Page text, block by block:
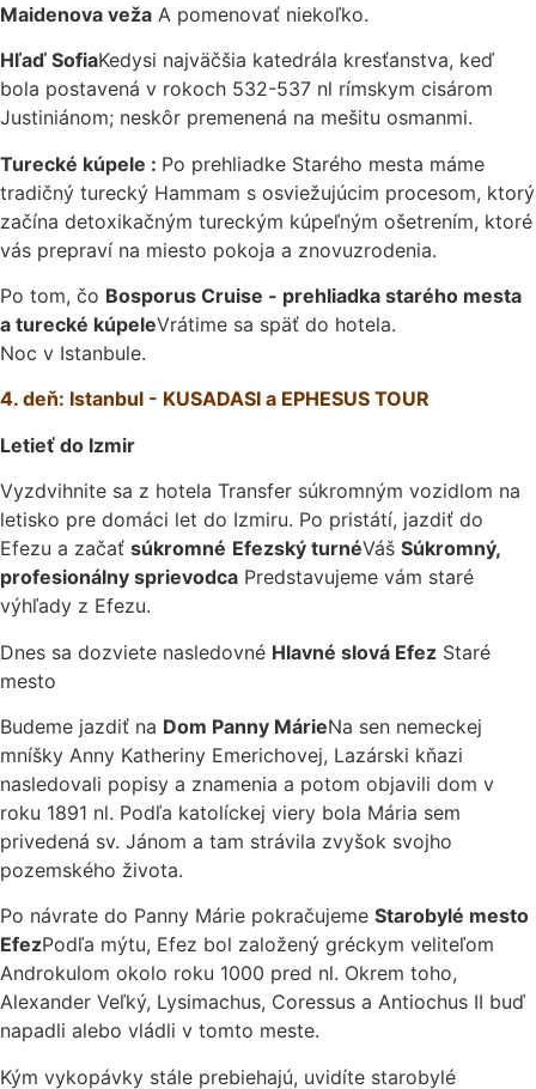
Maidenova veža A pomenovať niekoľko.
Hľaď SofiaKedysi najväčšia katedrála kresťanstva, keď
bola postavená v rokoch 532-537 nl rímskym cisárom
Justiniánom; neskôr premenená na mešitu osmanmi.
Turecké kúpele : Po prehliadke Starého mesta máme
tradičný turecký Hammam s osviežujúcim procesom, ktorý
začína detoxikačným tureckým kúpeľným ošetrením, ktoré
vás prepraví na miesto pokoja a znovuzrodenia.
Po tom, čo Bosporus Cruise - prehliadka starého mesta
a turecké kúpeleVrátime sa späť do hotela.
Noc v Istanbule.
4. deň: Istanbul - KUSADASI a EPHESUS TOUR
Letieť do Izmir
Vyzdvihnite sa z hotela Transfer súkromným vozidlom na
letisko pre domáci let do Izmiru. Po pristátí, jazdiť do
Efezu a začať súkromné Efezský turnéVáš Súkromný,
profesionálny sprievodca Predstavujeme vám staré
výhľady z Efezu.
Dnes sa dozviete nasledovné Hlavné slová Efez Staré
mesto
Budeme jazdiť na Dom Panny MárieNa sen nemeckej
mníšky Anny Katheriny Emerichovej, Lazárski kňazi
nasledovali popisy a znamenia a potom objavili dom v
roku 1891 nl. Podľa katolíckej viery bola Mária sem
privedená sv. Jánom a tam strávila zvyšok svojho
pozemského života.
Po návrate do Panny Márie pokračujeme Starobylé mesto
EfezPodľa mýtu, Efez bol založený gréckym veliteľom
Androkulom okolo roku 1000 pred nl. Okrem toho,
Alexander Veľký, Lysimachus, Coressus a Antiochus II buď
napadli alebo vládli v tomto meste.
Kým vykopávky stále prebiehajú, uvidíte starobylé